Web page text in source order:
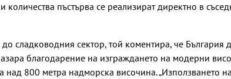
количества пъстърва се реализират директно в
сладководния сектор, той коментира, че
благодарение на изграждането на модерни
над 800 метра надморска височина. „Използването